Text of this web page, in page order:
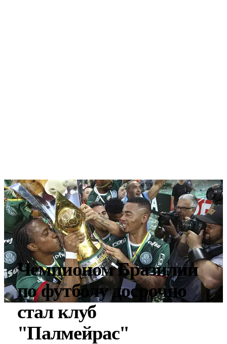
Чемпионом Бразилии
по футболу досрочно
стал клуб
"Палмейрас"